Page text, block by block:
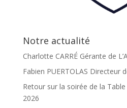
Notre actualité
Charlotte CARRÉ Gérante de
Fabien PUERTOLAS Directeur
Retour sur la soirée de la
2026